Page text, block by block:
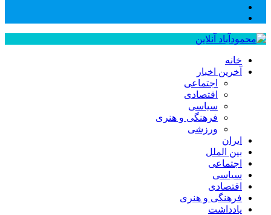
خانه
آخرین اخبار
اجتماعی
اقتصادی
سیاسی
فرهنگی و هنری
ورزشی
ایران
بین الملل
اجتماعی
سیاسی
اقتصادی
فرهنگی و هنری
یادداشت